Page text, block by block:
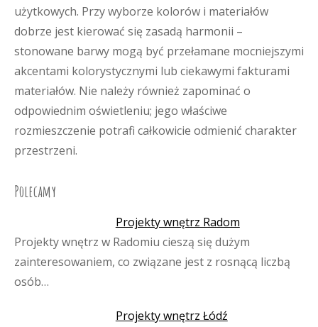
użytkowych. Przy wyborze kolorów i materiałów
dobrze jest kierować się zasadą harmonii –
stonowane barwy mogą być przełamane mocniejszymi
akcentami kolorystycznymi lub ciekawymi fakturami
materiałów. Nie należy również zapominać o
odpowiednim oświetleniu; jego właściwe
rozmieszczenie potrafi całkowicie odmienić charakter
przestrzeni.
Polecamy
Projekty wnętrz Radom
Projekty wnętrz w Radomiu cieszą się dużym
zainteresowaniem, co związane jest z rosnącą liczbą
osób…
Projekty wnętrz Łódź